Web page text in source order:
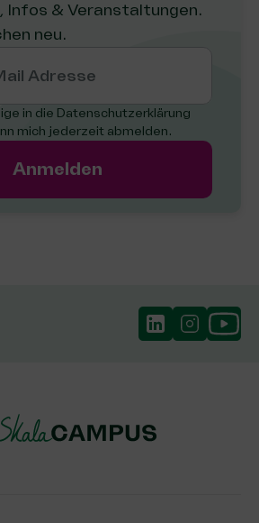
Infos & Veranstaltungen.
neu.
Adresse
in die Datenschutzerklärung
mich jederzeit abmelden.
Anmelden